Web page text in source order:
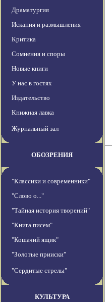
Драматургия
Искания и размышления
Критика
Сомнения и споры
Новые книги
У нас в гостях
Издательство
Книжная лавка
Журнальный зал
ОБОЗРЕНИЯ
"Классики и современники"
"Слово о..."
"Тайная история творений"
"Книга писем"
"Кошачий ящик"
"Золотые прииски"
"Сердитые стрелы"
КУЛЬТУРА